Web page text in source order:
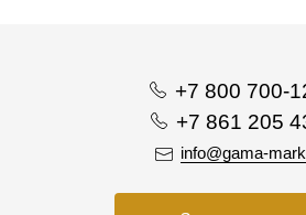
+7 800 700-
+7 861 205
info@gama-